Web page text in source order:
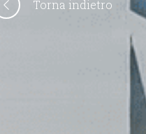
Torna indietro